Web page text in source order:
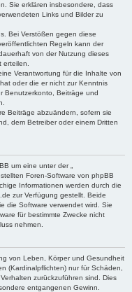
Sie erklären insbesondere, dass
Links und Bilder zu
Bei Verstößen gegen diese
Regeln kann der
von der Nutzung dieses
Verantwortung für die Inhalte von
oder die er nicht zur Kenntnis
Benutzerkonto, Beiträge und
Beiträge abzuändern, sofern sie
dem Betreiber oder einem Dritten
um eine unter der „
Foren-Software von phpBB
Informationen werden durch die
zur Verfügung gestellt. Beide
die Software verwendet wird. Sie
für bestimmte Zwecke nicht
nehmen.
von Leben, Körper und Gesundheit
(Kardinalpflichten) nur für Schäden,
zurückzuführen sind. Dies
entgangenen Gewinn.